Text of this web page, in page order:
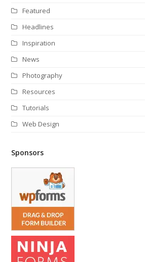
Featured
Headlines
Inspiration
News
Photography
Resources
Tutorials
Web Design
Sponsors